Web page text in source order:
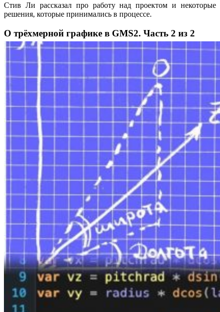
Стив Ли рассказал про работу над проектом и некоторые
решения, которые принимались в процессе.
О трёхмерной графике в GMS2. Часть 2 из 2